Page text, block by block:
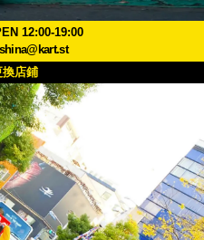
12:00-19:00
shina@kart.st
店鋪
頁
格
價
預訂
店鋪